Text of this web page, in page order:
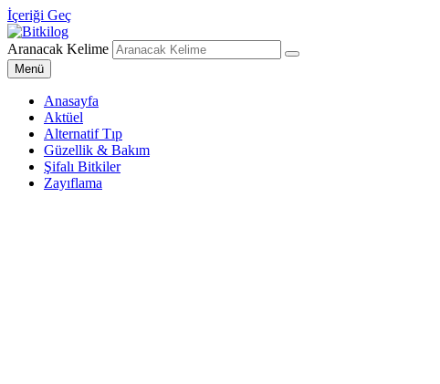
İçeriği Geç
Bitkilog
Sağlıklı Beslenme Uzmanı
Aranacak Kelime
Menü
Anasayfa
Aktüel
Alternatif Tıp
Güzellik & Bakım
Şifalı Bitkiler
Zayıflama